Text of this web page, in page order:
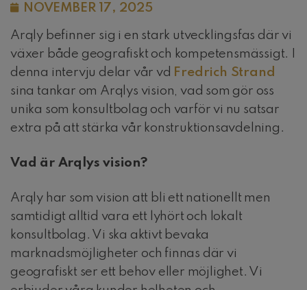
NOVEMBER 17, 2025
Arqly befinner sig i en stark utvecklingsfas där vi
växer både geografiskt och kompetensmässigt. I
denna intervju delar vår vd Fredrich Strand
sina tankar om Arqlys vision, vad som gör oss
unika som konsultbolag och varför vi nu satsar
extra på att stärka vår konstruktionsavdelning.
Vad är Arqlys vision?
Arqly har som vision att bli ett nationellt men
samtidigt alltid vara ett lyhört och lokalt
konsultbolag. Vi ska aktivt bevaka
marknadsmöjligheter och finnas där vi
geografiskt ser ett behov eller möjlighet. Vi